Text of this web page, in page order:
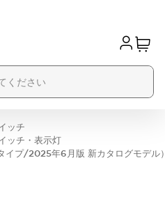
ッチ
ッチ・表示灯
イプ/2025年6月版 新カタログモデル